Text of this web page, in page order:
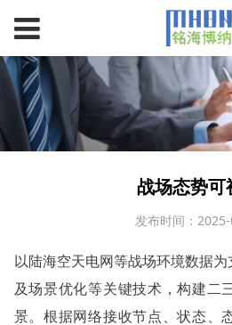
战场态势可
发布时间：
以陆海空天电网等战场环境数据
及场景优化等关键技术，构建二
景。根据网络接收节点、状态、